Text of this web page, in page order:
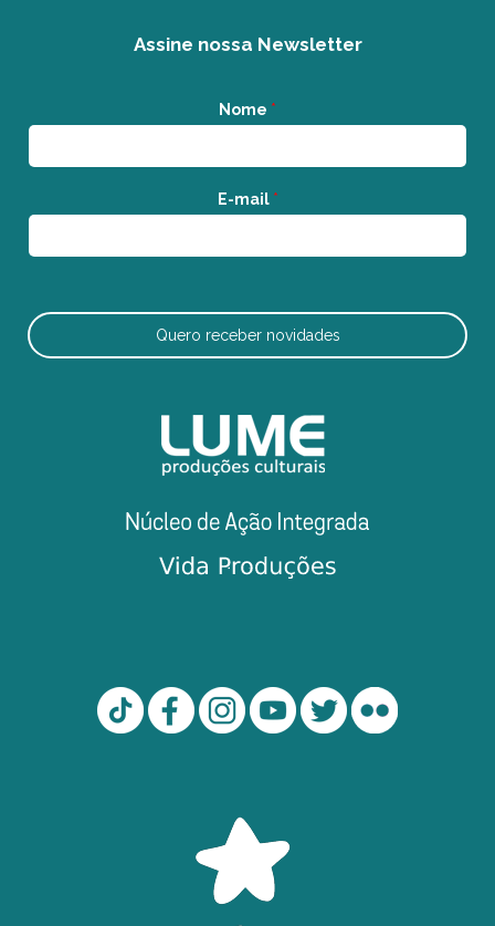
Assine nossa Newsletter
Nome *
E-mail *
Quero receber novidades